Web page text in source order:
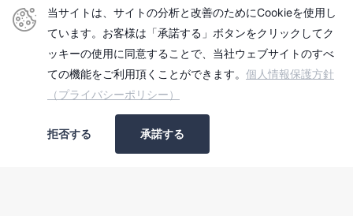
株式会社センチュリー
＜古物商許可証＞
東京都公安委員会
第306609903513号
■適格請求書発行事業者
登録番号：T2010501006740
当サイトは、サイトの分析と改善のためにCookieを使用し
ています。お客様は「承諾する」ボタンをクリックしてク
ッキーの使用に同意することで、当社ウェブサイトのすべ
ての機能をご利用頂くことができます。 個人情報保護方針
（プライバシーポリシー）
拒否する 承諾する